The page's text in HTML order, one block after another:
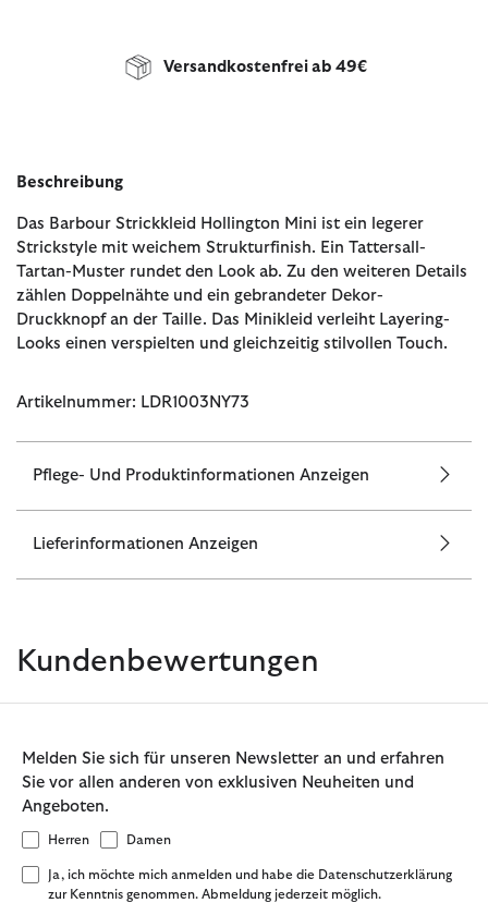
Versandkostenfrei ab 49€
Beschreibung
Das Barbour Strickkleid Hollington Mini ist ein legerer
Strickstyle mit weichem Strukturfinish. Ein Tattersall-
Tartan-Muster rundet den Look ab. Zu den weiteren Details
zählen Doppelnähte und ein gebrandeter Dekor-
Druckknopf an der Taille. Das Minikleid verleiht Layering-
Looks einen verspielten und gleichzeitig stilvollen Touch.
Artikelnummer: LDR1003NY73
Pflege- Und Produktinformationen Anzeigen
Lieferinformationen Anzeigen
Kundenbewertungen
Melden Sie sich für unseren Newsletter an und erfahren
Sie vor allen anderen von exklusiven Neuheiten und
Angeboten.
Herren Damen
Ja, ich möchte mich anmelden und habe die Datenschutzerklärung
zur Kenntnis genommen. Abmeldung jederzeit möglich.